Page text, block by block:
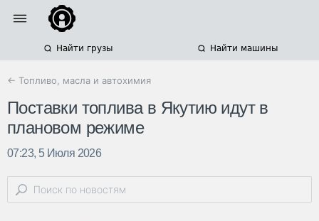
Найти грузы Найти машины
← Топливо, масла и автохимия
Поставки топлива в Якутию идут в
плановом режиме
07:23, 5 Июля 2026